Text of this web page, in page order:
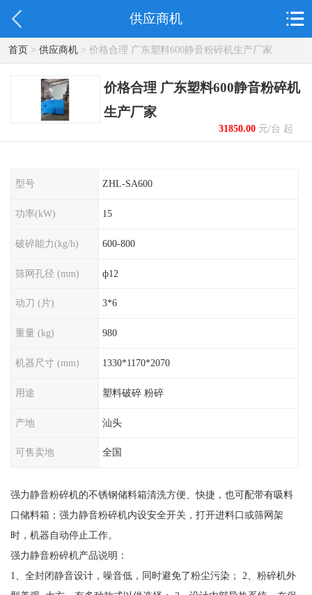
供应商机
首页> 供应商机> 价格合理 广东塑料600静音粉碎机生产厂家
价格合理 广东塑料600静音粉碎机
生产厂家
31850.00元/台 起
型号 ZHL-SA600
功率(kW) 15
破碎能力(kg/h) 600-800
筛网孔径 (mm) ф12
动刀 (片) 3*6
重量 (kg) 980
机器尺寸 (mm) 1330*1170*2070
用途 塑料破碎 粉碎
产地 汕头
可售卖地 全国
强力静音粉碎机的不锈钢储料箱清洗方便、快捷，也可配带有吸料
口储料箱；强力静音粉碎机内设安全开关，打开进料口或筛网架
时，机器自动停止工作。
强力静音粉碎机产品说明：
1、全封闭静音设计，噪音低，同时避免了粉尘污染； 2、粉碎机外